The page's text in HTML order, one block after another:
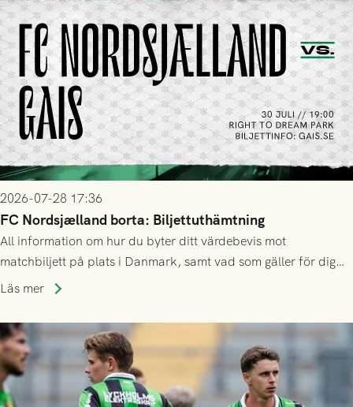
2026-07-28 17:36
FC Nordsjælland borta: Biljettuthämtning
All information om hur du byter ditt värdebevis mot
matchbiljett på plats i Danmark, samt vad som gäller för dig
som står på reservlista eller fått förhinder.
Läs mer